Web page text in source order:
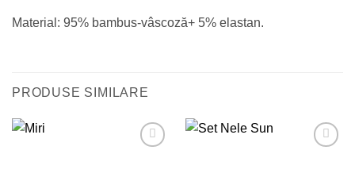
Material: 95% bambus-vâscoză+ 5% elastan.
PRODUSE SIMILARE